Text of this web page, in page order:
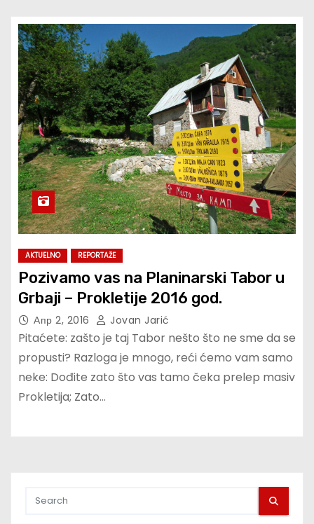
AKTUELNO REPORTAŽE
Pozivamo vas na Planinarski Tabor u
Grbaji – Prokletije 2016 god.
Апр 2, 2016 Jovan Jarić
Pitaćete: zašto je taj Tabor nešto što ne sme da se
propusti? Razloga je mnogo, reći ćemo vam samo
neke: Dođite zato što vas tamo čeka prelep masiv
Prokletija; Zato…